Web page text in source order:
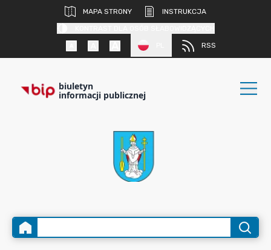
MAPA STRONY
INSTRUKCJA
RSS
biuletyn
informacji publicznej